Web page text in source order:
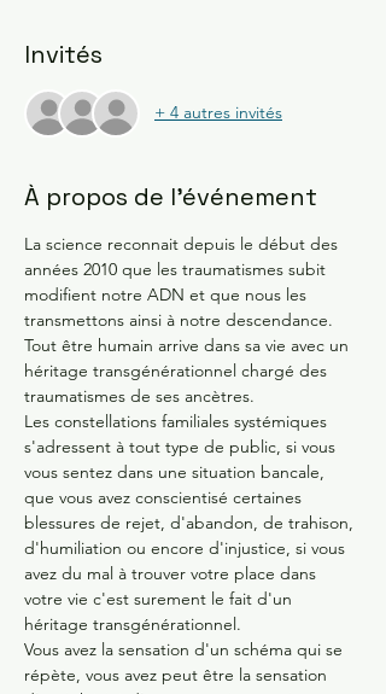
Invités
+ 4 autres invités
À propos de l'événement
La science reconnait depuis le début des
années 2010 que les traumatismes subit
modifient notre ADN et que nous les
transmettons ainsi à notre descendance.
Tout être humain arrive dans sa vie avec un
héritage transgénérationnel chargé des
traumatismes de ses ancètres.
Les constellations familiales systémiques
s'adressent à tout type de public, si vous
vous sentez dans une situation bancale,
que vous avez conscientisé certaines
blessures de rejet, d'abandon, de trahison,
d'humiliation ou encore d'injustice, si vous
avez du mal à trouver votre place dans
votre vie c'est surement le fait d'un
héritage transgénérationnel.
Vous avez la sensation d'un schéma qui se
répète, vous avez peut être la sensation